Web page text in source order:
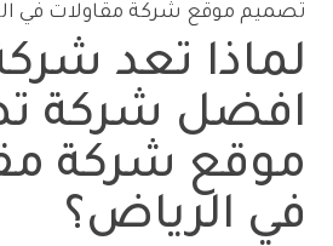
تصميم موقع شركة مقاولات في
لماذا تعد
افضل شركة
موقع شركة
في الرياض؟